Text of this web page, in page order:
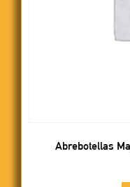
Abrebotellas